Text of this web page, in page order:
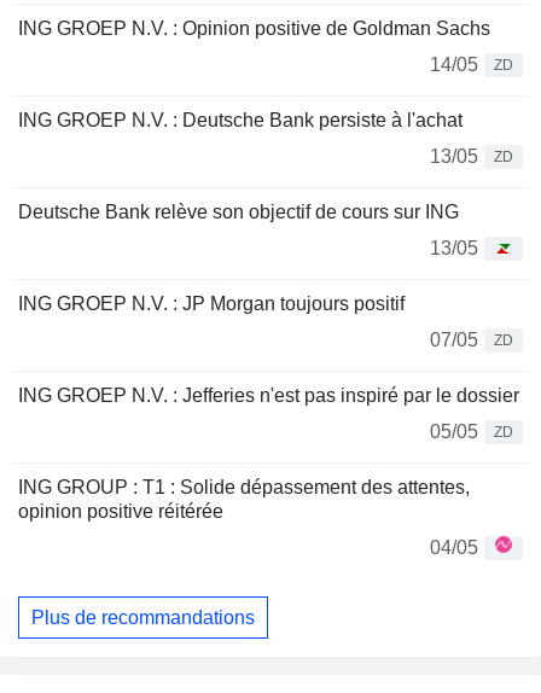
ING GROEP N.V. : Opinion positive de Goldman Sachs
14/05
ZD
ING GROEP N.V. : Deutsche Bank persiste à l'achat
13/05
ZD
Deutsche Bank relève son objectif de cours sur ING
13/05
ING GROEP N.V. : JP Morgan toujours positif
07/05
ZD
ING GROEP N.V. : Jefferies n'est pas inspiré par le dossier
05/05
ZD
ING GROUP : T1 : Solide dépassement des attentes,
opinion positive réitérée
04/05
Plus de recommandations